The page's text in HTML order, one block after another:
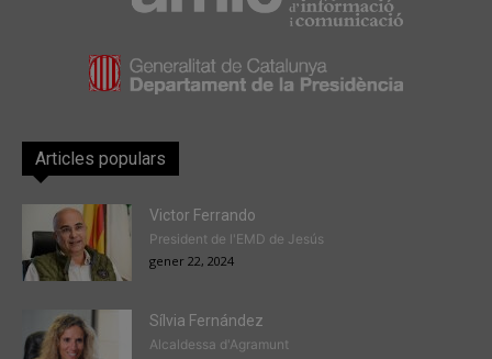
Articles populars
Victor Ferrando
President de l'EMD de Jesús
gener 22, 2024
Sílvia Fernández
Alcaldessa d'Agramunt